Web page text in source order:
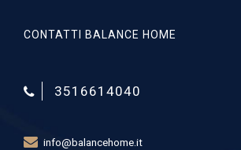
CONTATTI BALANCE HOME
3516614040
info@balancehome.it